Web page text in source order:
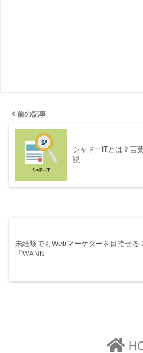
前の記事
シャドーITとは？言
説
未経験でもWebマーケターを目指せる
「WANN…